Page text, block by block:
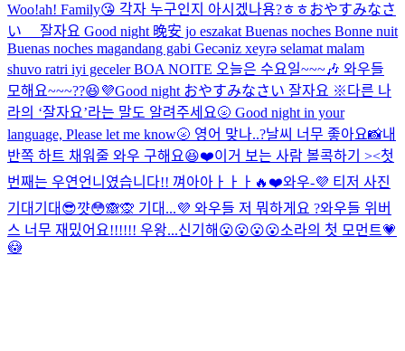
Woo!ah! Family😘 각자 누구인지 아시겠나용?ㅎㅎおやすみなさ
い 잘자요 Good night 晚安 jo eszakat Buenas noches Bonne nuit
Buenas noches magandang gabi Gecəniz xeyrə selamat malam
shuvo ratri iyi geceler BOA NOITE 오늘은 수요일~~~🎶 와우들
모해요~~~??😆💜Good night おやすみなさい 잘자요 ※다른 나
라의 ‘잘자요’라는 말도 알려주세요🌝 Good night in your
language, Please let me know🌝 영어 맞나..?날씨 너무 좋아요📸내
반쪽 하트 채워줄 와우 구해요😆❤️이거 보는 사람 볼콕하기 ><첫
번째는 우연언니였습니다!! 껴아아ㅏㅏㅏ🔥❤️와우-💜 티저 사진
기대기대😎꺗😳🙈🙊 기대...💜 와우들 저 뭐하게요 ?와우들 위버
스 너무 재밌어요!!!!!! 우왕...신기해😮😮😮😮소라의 첫 모먼트💗
😳